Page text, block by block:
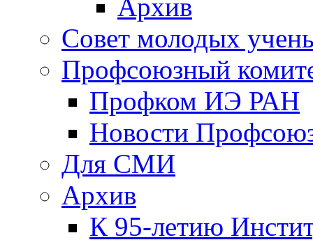
Архив
Совет молодых
Профсоюзный
Профком ИЭ РАН
Новости
Для СМИ
Архив
К 95-летию